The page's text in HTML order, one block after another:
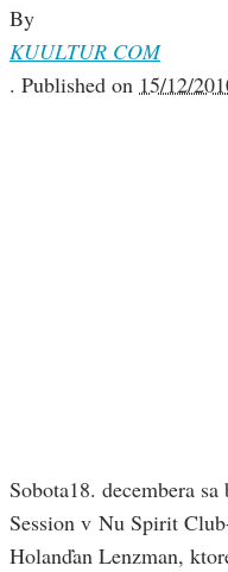
By
KUULTUR COM
. Published on 15/12/
Sobota18. decembera
Session v Nu Spirit
Holanďan Lenzman,